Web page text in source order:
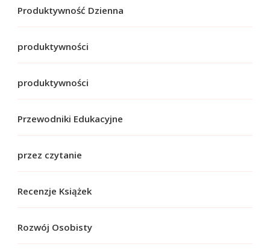
Produktywność Dzienna
produktywności
produktywności
Przewodniki Edukacyjne
przez czytanie
Recenzje Książek
Rozwój Osobisty